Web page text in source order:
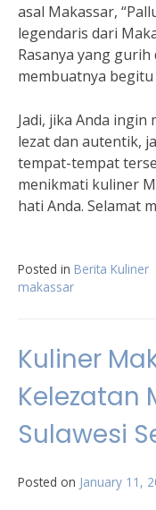
asal Makassar,
legendaris dari
Rasanya yang
membuatnya begitu
Jadi, jika Anda
lezat dan autentik,
tempat-tempat
menikmati kuliner
hati Anda. Selamat
Posted in Berita Kuliner
makassar
Kuliner
Kelezatan
Sulawesi
Posted on January 11,